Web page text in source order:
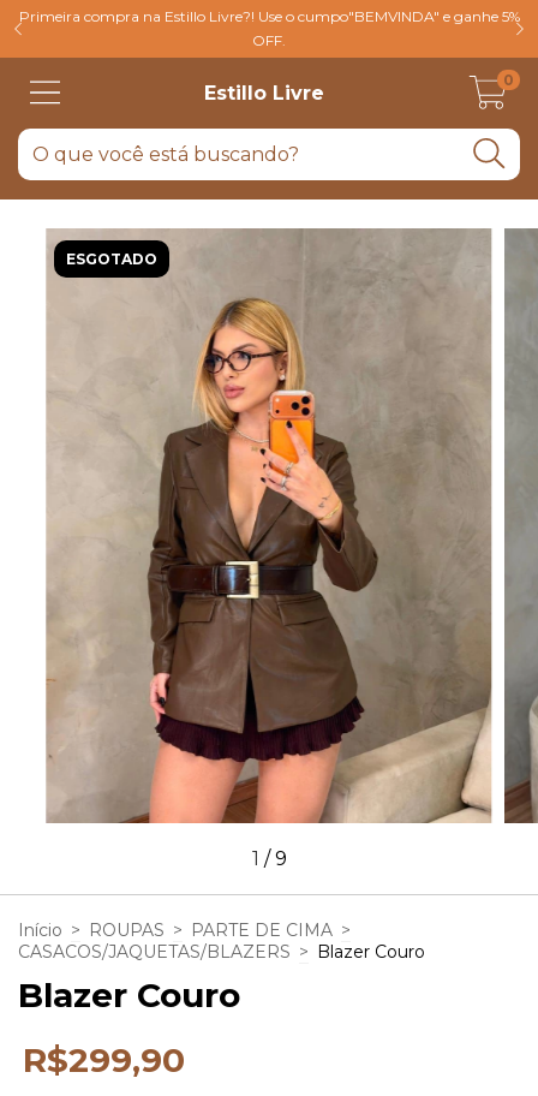
Primeira compra na Estillo Livre?! Use o cumpo"BEMVINDA" e ganhe 5%
OFF.
Estillo Livre
0
ESGOTADO
1 /9
Início > ROUPAS > PARTE DE CIMA >
CASACOS/JAQUETAS/BLAZERS > Blazer Couro
Blazer Couro
R$299,90